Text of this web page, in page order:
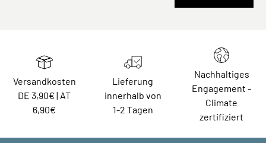
Versandkosten
DE 3,90€ | AT
6,90€
Lieferung
innerhalb von
1-2 Tagen
Nachhaltiges
Engagement -
Climate
zertifiziert